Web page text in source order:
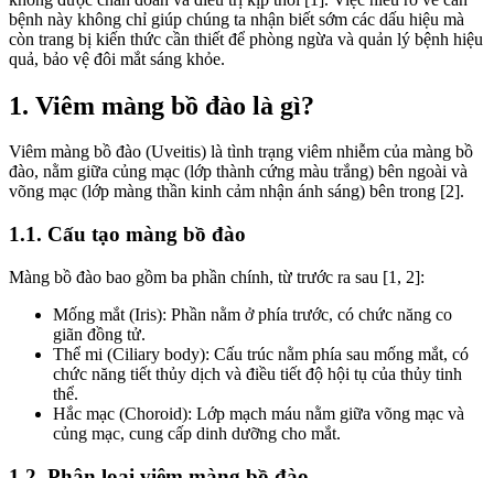
bệnh này không chỉ giúp chúng ta nhận biết sớm các dấu hiệu mà
còn trang bị kiến thức cần thiết để phòng ngừa và quản lý bệnh hiệu
quả, bảo vệ đôi mắt sáng khỏe.
1. Viêm màng bồ đào là gì?
Viêm màng bồ đào (Uveitis) là tình trạng viêm nhiễm của màng bồ
đào, nằm giữa củng mạc (lớp thành cứng màu trắng) bên ngoài và
võng mạc (lớp màng thần kinh cảm nhận ánh sáng) bên trong [2].
1.1. Cấu tạo màng bồ đào
Màng bồ đào bao gồm ba phần chính, từ trước ra sau [1, 2]:
Mống mắt (Iris): Phần nằm ở phía trước, có chức năng co
giãn đồng tử.
Thể mi (Ciliary body): Cấu trúc nằm phía sau mống mắt, có
chức năng tiết thủy dịch và điều tiết độ hội tụ của thủy tinh
thể.
Hắc mạc (Choroid): Lớp mạch máu nằm giữa võng mạc và
củng mạc, cung cấp dinh dưỡng cho mắt.